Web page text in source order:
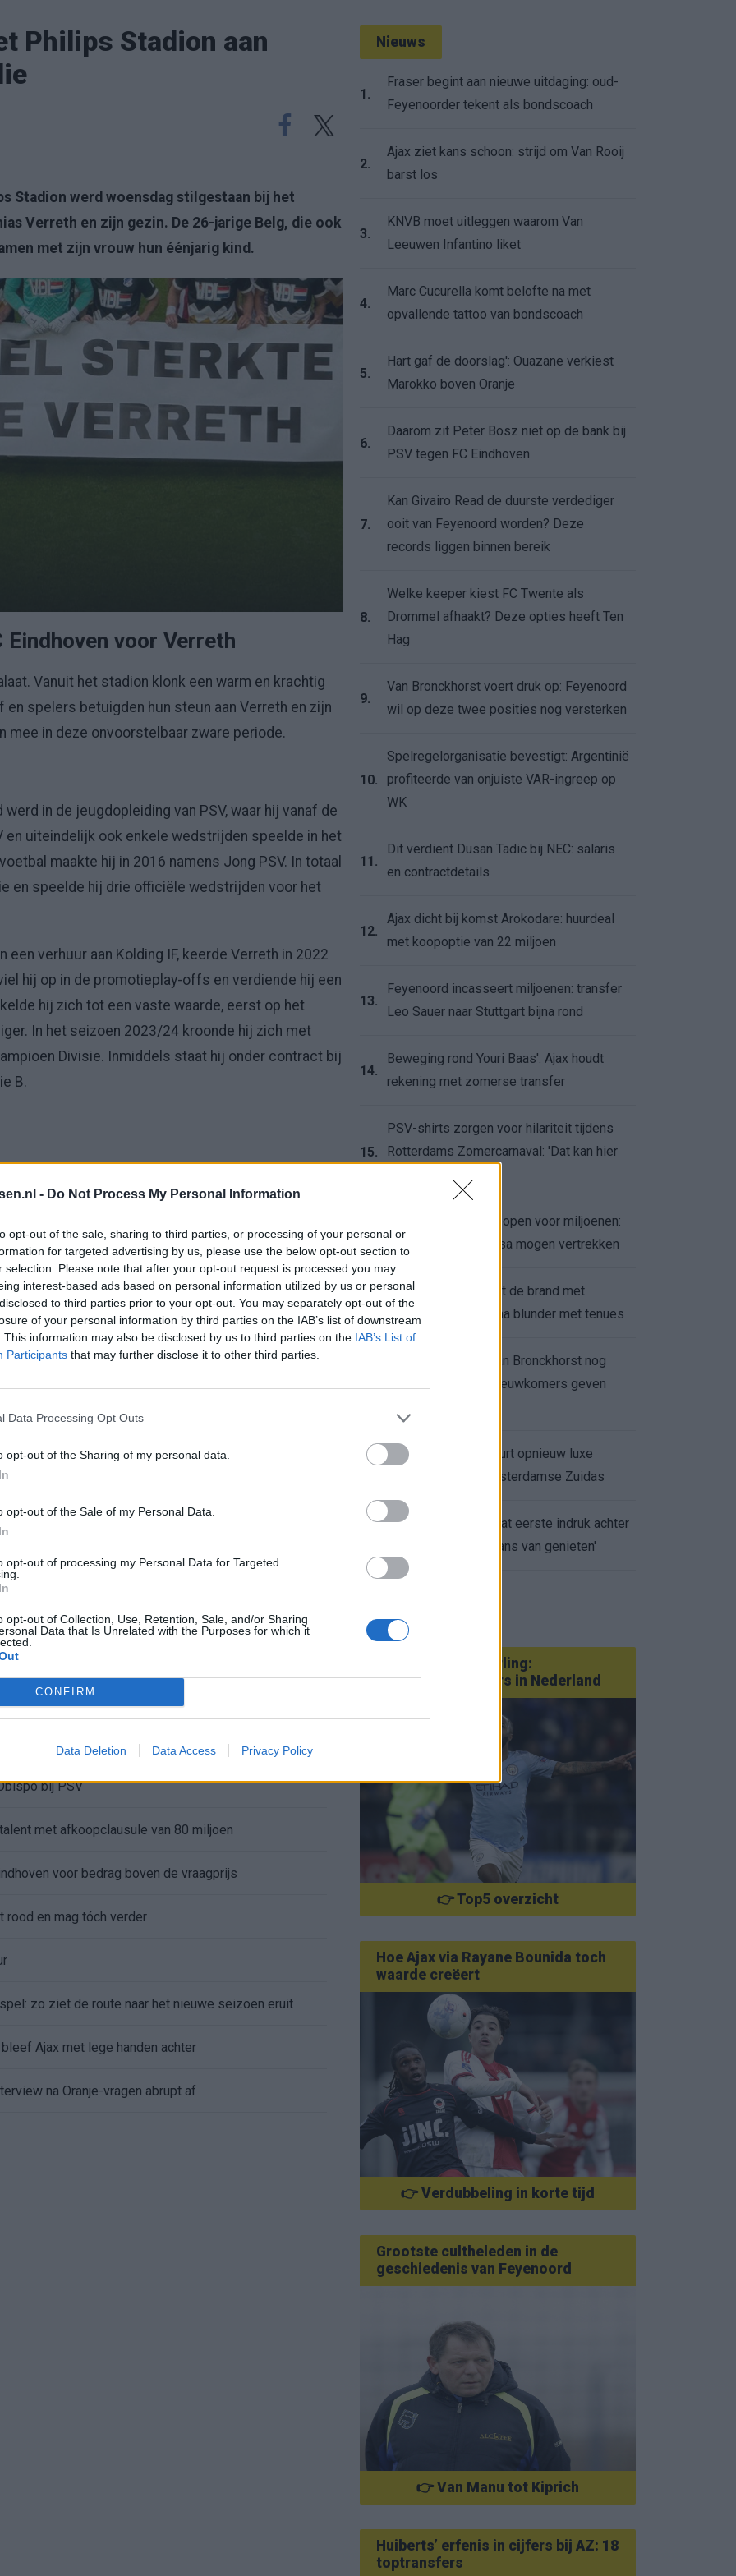
- Do Not Process My Personal Information
opt-out of the sale, sharing to third parties, or processing of your personal or
for targeted advertising by us, please use the below opt-out section to
selection. Please note that after your opt-out request is processed you may
interest-based ads based on personal information utilized by us or personal
to third parties prior to your opt-out. You may separately opt-out of the
of your personal information by third parties on the IAB’s list of downstream
This information may also be disclosed by us to third parties on the IAB’s List of
Participants that may further disclose it to other third parties.
Data Processing Opt Outs
opt-out of the Sharing of my personal data.
opt-out of the Sale of my Personal Data.
opt-out of processing my Personal Data for Targeted
opt-out of Collection, Use, Retention, Sale, and/or Sharing
Data that Is Unrelated with the Purposes for which it
CONFIRM
Data Deletion Data Access Privacy Policy
Philips Stadion aan
Stadion werd woensdag stilgestaan bij het
Verreth en zijn gezin. De 26-jarige Belg, die ook
met zijn vrouw hun éénjarig kind.
Eindhoven voor Verreth
Vanuit het stadion klonk een warm en krachtig
spelers betuigden hun steun aan Verreth en zijn
mee in deze onvoorstelbaar zware periode.
in de jeugdopleiding van PSV, waar hij vanaf de
en uiteindelijk ook enkele wedstrijden speelde in het
maakte hij in 2016 namens Jong PSV. In totaal
en speelde hij drie officiële wedstrijden voor het
een verhuur aan Kolding IF, keerde Verreth in 2022
hij op in de promotieplay-offs en verdiende hij een
hij zich tot een vaste waarde, eerst op het
In het seizoen 2023/24 kroonde hij zich met
Divisie. Inmiddels staat hij onder contract bij
B.
bij PSV tegen FC Eindhoven
afhaakt? Deze opties heeft Ten Hag
Rotterdams Zomercarnaval: 'Dat kan hier niet'
fans eisen defensieve versterkingen
de uitgang: het verhaal van Babadi
niet tactisch, maar taalkundig
voor dit bedrag kan PSV'er vertrekken
van Bommel als nieuwe bondscoach
als serieuze optie
van Internazionale
trainer kapt interview abrupt af
bij PSV
met afkoopclausule van 80 miljoen
voor bedrag boven de vraagprijs
rood en mag tóch verder
zo ziet de route naar het nieuwe seizoen eruit
Ajax met lege handen achter
na Oranje-vragen abrupt af
Nieuws
1.
Fraser begint aan nieuwe uitdaging: oud-
Feyenoorder tekent als bondscoach
2.
Ajax ziet kans schoon: strijd om Van Rooij
barst los
3.
KNVB moet uitleggen waarom Van
Leeuwen Infantino liket
4.
Marc Cucurella komt belofte na met
opvallende tattoo van bondscoach
5.
Hart gaf de doorslag': Ouazane verkiest
Marokko boven Oranje
6.
Daarom zit Peter Bosz niet op de bank bij
PSV tegen FC Eindhoven
7.
Kan Givairo Read de duurste verdediger
ooit van Feyenoord worden? Deze
records liggen binnen bereik
8.
Welke keeper kiest FC Twente als
Drommel afhaakt? Deze opties heeft Ten
Hag
9.
Van Bronckhorst voert druk op: Feyenoord
wil op deze twee posities nog versterken
10.
Spelregelorganisatie bevestigt: Argentinië
profiteerde van onjuiste VAR-ingreep op
WK
11.
Dit verdient Dusan Tadic bij NEC: salaris
en contractdetails
12.
Ajax dicht bij komst Arokodare: huurdeal
met koopoptie van 22 miljoen
13.
Feyenoord incasseert miljoenen: transfer
Leo Sauer naar Stuttgart bijna rond
14.
Beweging rond Youri Baas': Ajax houdt
rekening met zomerse transfer
15.
PSV-shirts zorgen voor hilariteit tijdens
Rotterdams Zomercarnaval: 'Dat kan hier
16.
Feyenoord zet deur open voor miljoenen:
Ueda en Hadj Moussa mogen vertrekken
17.
Ajax helpt Burnley uit de brand met
afgeknipte sokken na blunder met tenues
Feyenoord onder Van Bronckhorst nog
altijd ongeslagen: nieuwkomers geven
19.
Hakim Ziyech verhuurt opnieuw luxe
appartement op Amsterdamse Zuidas
Marcos Leonardo laat eerste indruk achter
bij Ajax: 'Hier gaan fans van genieten'
Van Götze tot Sterling:
statementtransfers in Nederland
👉 Top5 overzicht
Hoe Ajax via Rayane Bounida toch
waarde creëert
👉 Verdubbeling in korte tijd
Grootste cultheleden in de
geschiedenis van Feyenoord
👉 Van Manu tot Kiprich
Huiberts’ erfenis in cijfers bij AZ: 18
toptransfers